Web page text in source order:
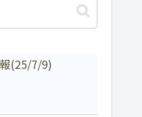
(25/7/9)